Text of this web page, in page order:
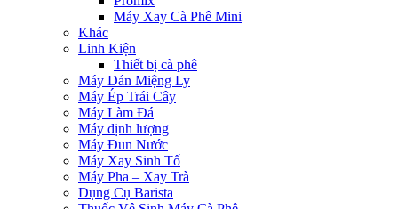
Máy Xay Cà Phê Mini
Khác
Linh Kiện
Thiết bị cà phê
Máy Dán Miệng Ly
Máy Ép Trái Cây
Máy Làm Đá
Máy định lượng
Máy Đun Nước
Máy Xay Sinh Tố
Máy Pha – Xay Trà
Dụng Cụ Barista